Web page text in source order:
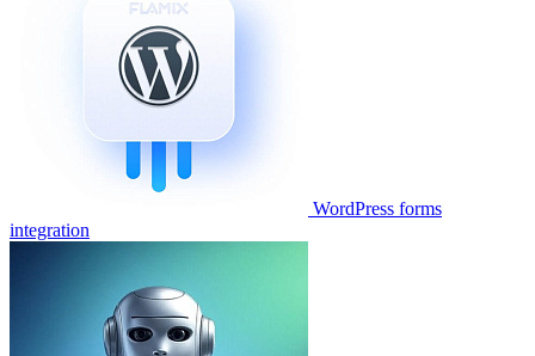
WordPress forms
integration